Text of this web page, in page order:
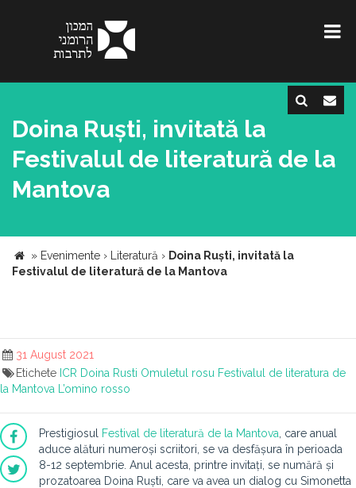
Doina Ruști, invitată la
Festivalul de literatură de la
Mantova
» Evenimente › Literatură › Doina Ruști, invitată la
Festivalul de literatură de la Mantova
31 August 2021
Etichete ICR Doina Rusti Omuletul rosu Festivalul de literatura de
la Mantova
L’omino rosso
Prestigiosul Festival de literatură de la Mantova , care anual
aduce alături numeroși scriitori, se va desfășura în perioada
8-12 septembrie. Anul acesta, printre invitați, se numără și
prozatoarea Doina Ruști, care va avea un dialog cu Simonetta